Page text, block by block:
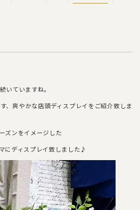
いていますね。
、爽やかな店頭ディスプレイをご紹介致しま
ズンをイメージした
にディスプレイ致しました♪